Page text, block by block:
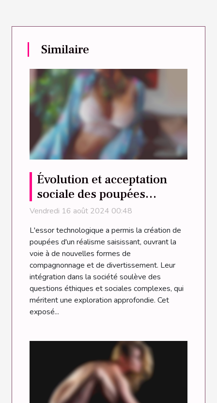
Similaire
Évolution et acceptation
sociale des poupées
réalistes
Vendredi 16 août 2024 00:48
L'essor technologique a permis la création de
poupées d'un réalisme saisissant, ouvrant la
voie à de nouvelles formes de
compagnonnage et de divertissement. Leur
intégration dans la société soulève des
questions éthiques et sociales complexes, qui
méritent une exploration approfondie. Cet
exposé...